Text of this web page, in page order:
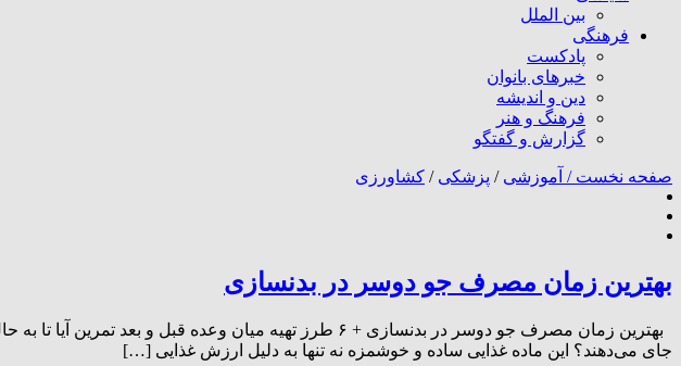
بین الملل
فرهنگی
پادکست
خبرهای بانوان
دین و اندیشه
فرهنگ و هنر
گزارش و گفتگو
صفحه نخست / آموزشی / پزشکی / کشاورزی
بهترین زمان مصرف جو دوسر در بدنسازی
بهترین زمان مصرف جو دوسر در بدنسازی + ۶ طرز تهیه میان
جای می‌دهند؟ این ماده غذایی ساده و خوشمزه نه تنها به دلیل ارزش غذایی […]